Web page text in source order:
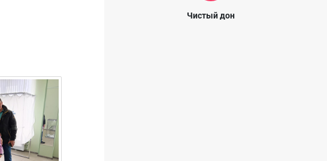
Чистый дон